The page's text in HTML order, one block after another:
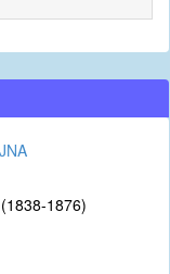
(1838-1876)